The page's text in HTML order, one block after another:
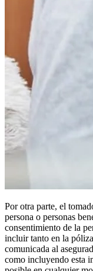
Por otra parte, el
persona o personas
consentimiento de la
incluir tanto en la
comunicada al
como incluyendo esta